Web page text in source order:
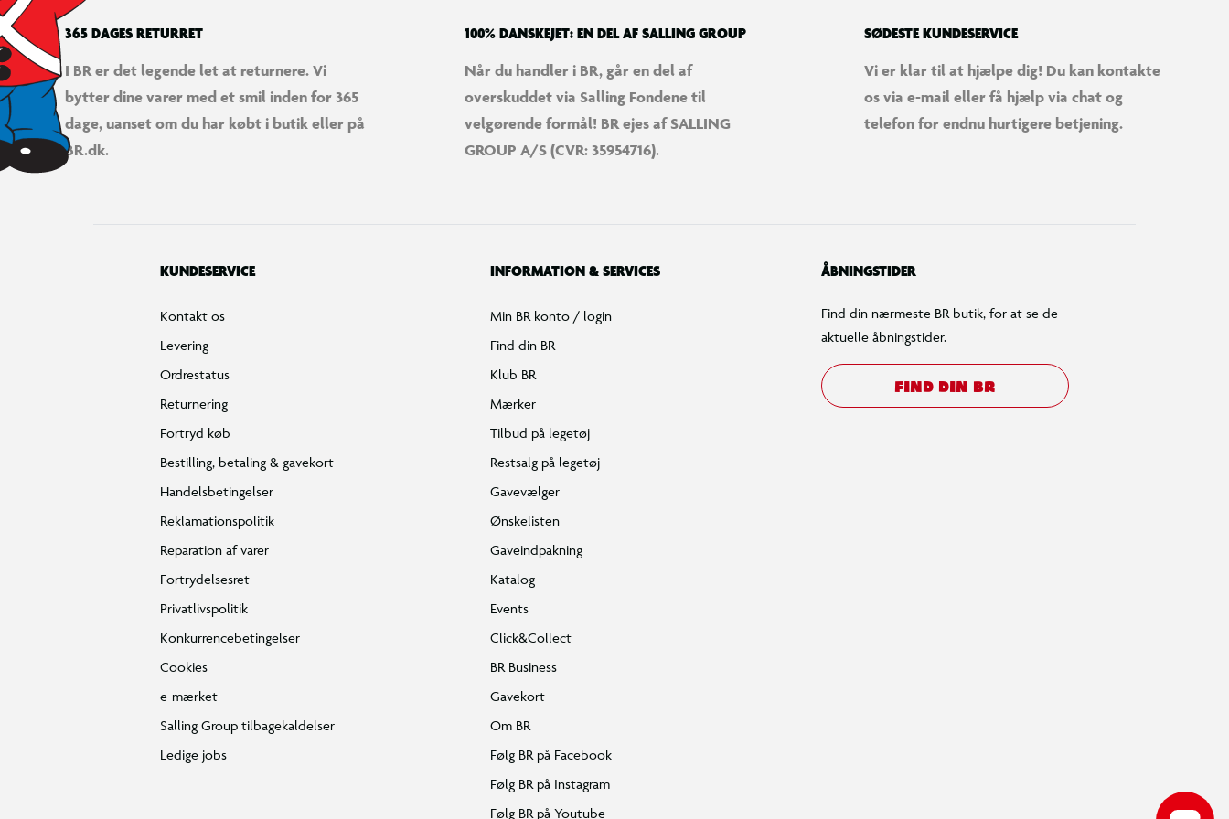
365 DAGES RETURRET
I BR er det legende let at returnere. Vi
bytter dine varer med et smil inden for 365
dage, uanset om du har købt i butik eller på
BR.dk.
100% DANSKEJET: EN DEL AF SALLING GROUP
Når du handler i BR, går en del af
overskuddet via Salling Fondene til
velgørende formål! BR ejes af SALLING
GROUP A/S (CVR: 35954716).
SØDESTE KUNDESERVICE
Vi er klar til at hjælpe dig! Du kan kontakte
os via e-mail eller få hjælp via chat og
telefon for endnu hurtigere betjening.
KUNDESERVICE
Kontakt os
Levering
Ordrestatus
Returnering
Fortryd køb
Bestilling, betaling & gavekort
Handelsbetingelser
Reklamationspolitik
Reparation af varer
Fortrydelsesret
Privatlivspolitik
Konkurrencebetingelser
Cookies
e-mærket
Salling Group tilbagekaldelser
Ledige jobs
INFORMATION & SERVICES
Min BR konto / login
Find din BR
Klub BR
Mærker
Tilbud på legetøj
Restsalg på legetøj
Gavevælger
Ønskelisten
Gaveindpakning
Katalog
Events
Click&Collect
BR Business
Gavekort
Om BR
Følg BR på Facebook
Følg BR på Instagram
Følg BR på Youtube
ÅBNINGSTIDER
Find din nærmeste BR butik, for at se de
aktuelle åbningstider.
FIND DIN BR